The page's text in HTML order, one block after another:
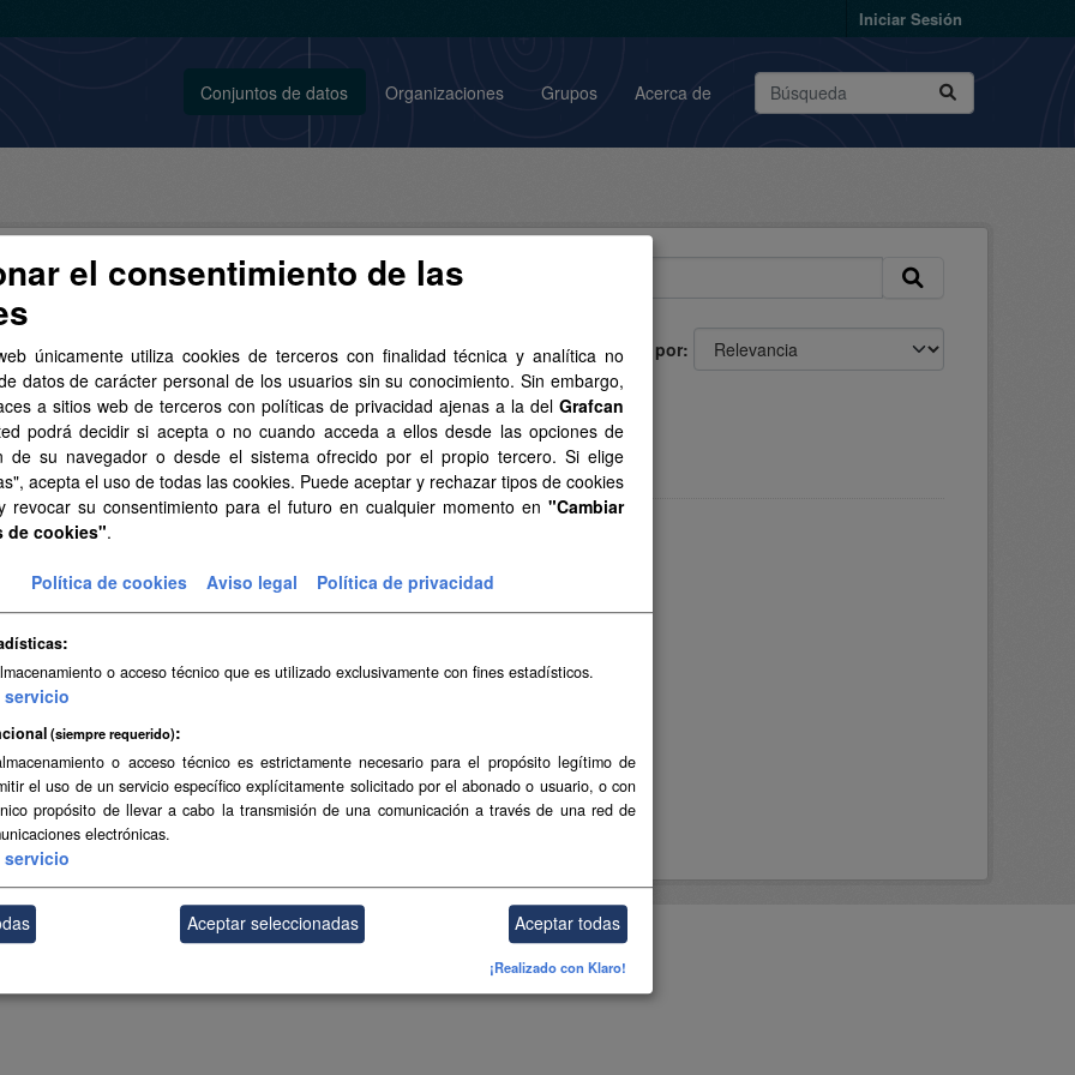
Iniciar Sesión
Conjuntos de datos Organizaciones Grupos Acerca de
Ordenar por
de datos encontrado
cartografía Organizaciones: GRAFCAN
Formatos:
Grupos: Sector público
a escala 1:5.000 de Canarias (2004-2006)
puede acceder a este registro utilizando los
el consentimiento de las
únicamente utiliza cookies de terceros con finalidad técnica y analítica no
datos de carácter personal de los usuarios sin su conocimiento. Sin embargo,
a sitios web de terceros con políticas de privacidad ajenas a la del Grafcan
podrá decidir si acepta o no cuando acceda a ellos desde las opciones de
de su navegador o desde el sistema ofrecido por el propio tercero. Si elige
acepta el uso de todas las cookies. Puede aceptar y rechazar tipos de cookies
revocar su consentimiento para el futuro en cualquier momento en "Cambiar
de cookies".
Política de cookies Aviso legal Política de privacidad
o acceso técnico que es utilizado exclusivamente con fines estadísticos.
servicio
(siempre requerido)
o acceso técnico es estrictamente necesario para el propósito legítimo de
el uso de un servicio específico explícitamente solicitado por el abonado o usuario, o con
propósito de llevar a cabo la transmisión de una comunicación a través de una red de
electrónicas.
servicio
Aceptar seleccionadas Aceptar todas
¡Realizado con Klaro!